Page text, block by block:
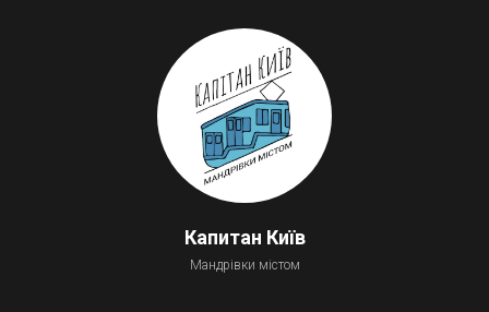
Капитан Київ
Мандрівки містом